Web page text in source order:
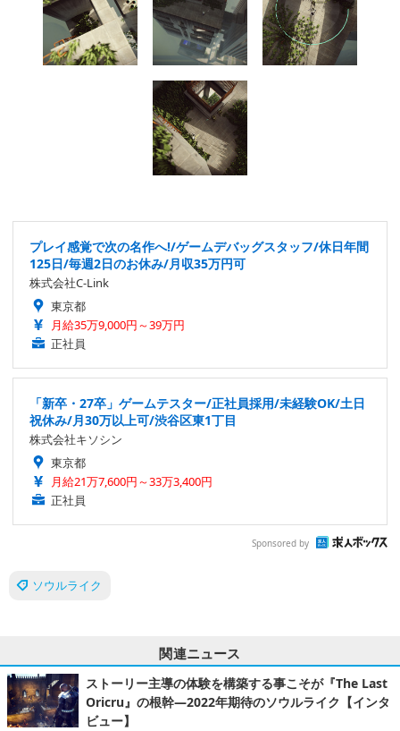
プレイ感覚で次の名作へ!/ゲームデバッグスタッフ/休日年間
125日/毎週2日のお休み/月収35万円可
株式会社C-Link
東京都
月給35万9,000円～39万円
正社員
「新卒・27卒」ゲームテスター/正社員採用/未経験OK/土日
祝休み/月30万以上可/渋谷区東1丁目
株式会社キソシン
東京都
月給21万7,600円～33万3,400円
正社員
Sponsored by
ソウルライク
関連ニュース
ストーリー主導の体験を構築する事こそが『The Last
Oricru』の根幹―2022年期待のソウルライク【インタ
ビュー】